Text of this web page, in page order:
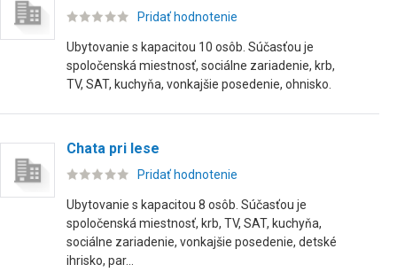
Pridať hodnotenie
Ubytovanie s kapacitou 10 osôb. Súčasťou je
spoločenská miestnosť, sociálne zariadenie, krb,
TV, SAT, kuchyňa, vonkajšie posedenie, ohnisko.
Chata pri lese
Pridať hodnotenie
Ubytovanie s kapacitou 8 osôb. Súčasťou je
spoločenská miestnosť, krb, TV, SAT, kuchyňa,
sociálne zariadenie, vonkajšie posedenie, detské
ihrisko, par...